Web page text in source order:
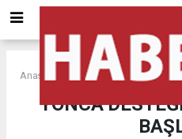
Anasayfa DÜZCE YEREL HABER
YONCA